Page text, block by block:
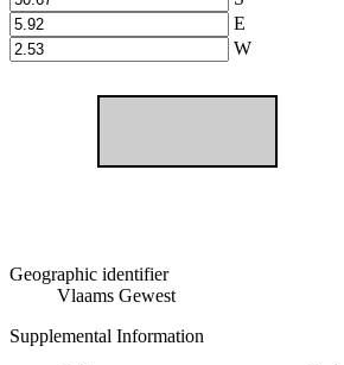
E
W
Geographic identifier
Vlaams Gewest
Supplemental Information